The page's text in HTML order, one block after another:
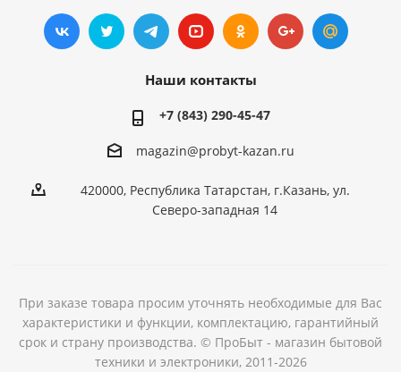
Наши контакты
+7 (843) 290-45-47
magazin@probyt-kazan.ru
420000, Республика Татарстан, г.Казань, ул.
Северо-западная 14
При заказе товара просим уточнять необходимые для Вас
характеристики и функции, комплектацию, гарантийный
срок и страну производства. © ПроБыт - магазин бытовой
техники и электроники, 2011-2026